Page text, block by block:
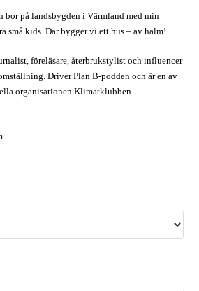
bor på landsbygden i Värmland med min
små kids. Där bygger vi ett hus – av halm!
föreläsare, återbrukstylist och influencer
Driver Plan B-podden och är en av
organisationen Klimatklubben.